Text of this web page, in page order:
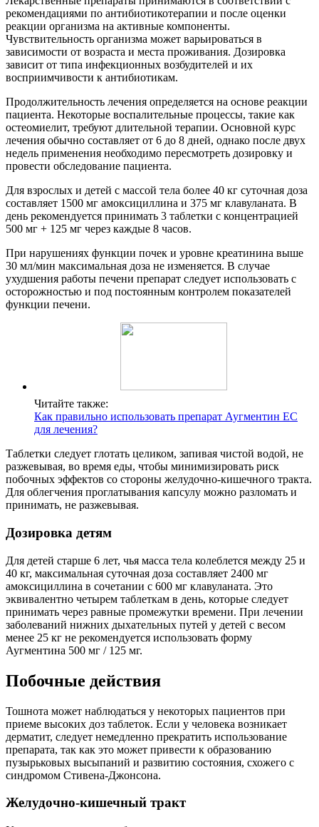
рекомендациями по антибиотикотерапии и после оценки
реакции организма на активные компоненты.
Чувствительность организма может варьироваться в
зависимости от возраста и места проживания. Дозировка
зависит от типа инфекционных возбудителей и их
восприимчивости к антибиотикам.
Продолжительность лечения определяется на основе реакции
пациента. Некоторые воспалительные процессы, такие как
остеомиелит, требуют длительной терапии. Основной курс
лечения обычно составляет от 6 до 8 дней, однако после двух
недель применения необходимо пересмотреть дозировку и
провести обследование пациента.
Для взрослых и детей с массой тела более 40 кг суточная доза
составляет 1500 мг амоксициллина и 375 мг клавуланата. В
день рекомендуется принимать 3 таблетки с концентрацией
500 мг + 125 мг через каждые 8 часов.
При нарушениях функции почек и уровне креатинина выше
30 мл/мин максимальная доза не изменяется. В случае
ухудшения работы печени препарат следует использовать с
осторожностью и под постоянным контролем показателей
функции печени.
Читайте также:
Как правильно использовать препарат Аугментин ЕС
для лечения?
Таблетки следует глотать целиком, запивая чистой водой, не
разжевывая, во время еды, чтобы минимизировать риск
побочных эффектов со стороны желудочно-кишечного тракта.
Для облегчения проглатывания капсулу можно разломать и
принимать, не разжевывая.
Дозировка детям
Для детей старше 6 лет, чья масса тела колеблется между 25 и
40 кг, максимальная суточная доза составляет 2400 мг
амоксициллина в сочетании с 600 мг клавуланата. Это
эквивалентно четырем таблеткам в день, которые следует
принимать через равные промежутки времени. При лечении
заболеваний нижних дыхательных путей у детей с весом
менее 25 кг не рекомендуется использовать форму
Аугментина 500 мг / 125 мг.
Побочные действия
Тошнота может наблюдаться у некоторых пациентов при
приеме высоких доз таблеток. Если у человека возникает
дерматит, следует немедленно прекратить использование
препарата, так как это может привести к образованию
пузырьковых высыпаний и развитию состояния, схожего с
синдромом Стивена-Джонсона.
Желудочно-кишечный тракт